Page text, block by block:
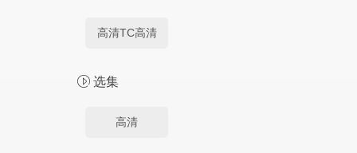
高清TC高清
选集
高清